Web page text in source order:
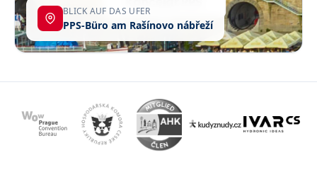
BLICK AUF DAS UFER
PPS-Büro am Rašínovo nábřeží